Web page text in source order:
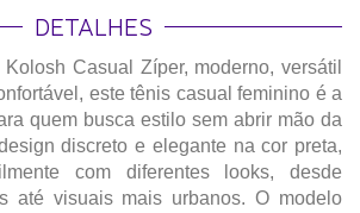
DETALHES
Casual Zíper, moderno, versátil
este tênis casual feminino é a
quem busca estilo sem abrir mão da
discreto e elegante na cor preta,
com diferentes looks, desde
até visuais mais urbanos. O modelo